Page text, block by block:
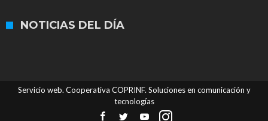
NOTICIAS DEL DÍA
Servicio web. Cooperativa COPRINF. Soluciones en comunicación y
tecnologías